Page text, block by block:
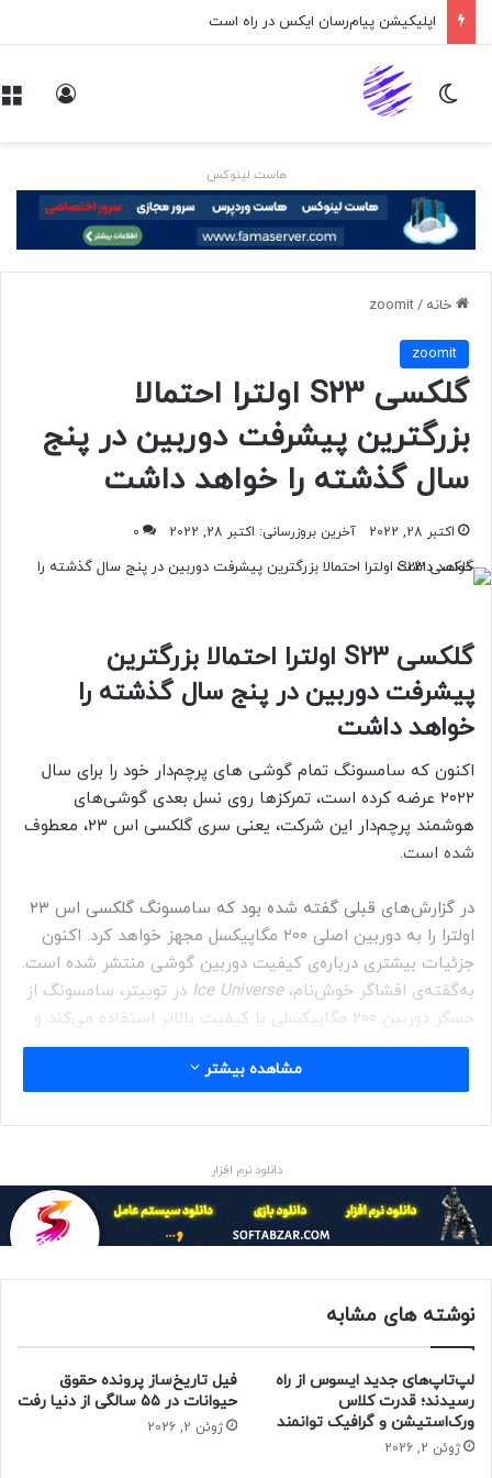
اپلیکیشن پیام‌رسان ایکس در راه است
تغییر پوسته
هاست لینوکس
خانه /
zoomit
zoomit
گلکسی S23 اولترا احتمالا
بزرگترین پیشرفت دوربین در پنج
سال گذشته را خواهد داشت
اکتبر 28, 2022 آخرین بروزرسانی: اکتبر 28, 2022 0
گلکسی S23 اولترا احتمالا بزرگترین
پیشرفت دوربین در پنج سال گذشته را
خواهد داشت
اکنون که سامسونگ تمام گوشی های پرچم‌دار خود را برای سال
۲۰۲۲ عرضه کرده است، تمرکزها روی نسل بعدی گوشی‌های
هوشمند پرچم‌دار این شرکت، یعنی سری گلکسی اس ۲۳، معطوف
شده است.
در گزارش‌های قبلی گفته شده بود که سامسونگ گلکسی اس ۲۳
اولترا را به دوربین اصلی ۲۰۰ مگاپیکسل مجهز خواهد کرد. اکنون
جزئیات بیشتری درباره‌ی کیفیت دوربین گوشی منتشر شده است.
به‌گفته‌ی افشاگر خوش‌نام،Ice Universe در توییتر، سامسونگ از
حسگر دوربین ۲۰۰ مگاپیکسلی با کیفیت بالاتر استفاده می‌کند و
این شرکت الگوریتم‌های پردازش تصویر خود را به‌شدت بهبود
اولترا در شرایط کم‌نور بگیرد.
بااین تفاسیر، گزارش شده که گلکسی اس ۲۳ اولترا بیشترین
پیشرفت را در عملکرد دوربین طی پنج سال گذشته (از زمان گلکسی
اس ۱۰) به ارمغان خواهد آورد. سامسونگ سه حسگر دوربین ۲۰۰
برای دوربین اصلی استفاده خواهد کرد. هنوز مشخص نیست که آیا
حسگر بزرگتر است یا از جنبه‌ی دیگری بهبود پیدا می‌کند.
مقاله‌ی مرتبط:
مشاهده بیشتر
دانلود نرم افزار
نوشته های مشابه
لپ‌تاپ‌های جدید ایسوس از راه
رسیدند؛ قدرت کلاس
ورک‌استیشن و گرافیک توانمند
ژوئن 2, 2026
فیل تاریخ‌ساز پرونده حقوق
حیوانات در ۵۵ سالگی از دنیا رفت
ژوئن 2, 2026